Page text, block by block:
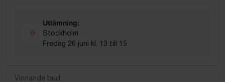
Utlämning:
Stockholm
Fredag 26 juni kl. 13 till 15
Vinnande bud